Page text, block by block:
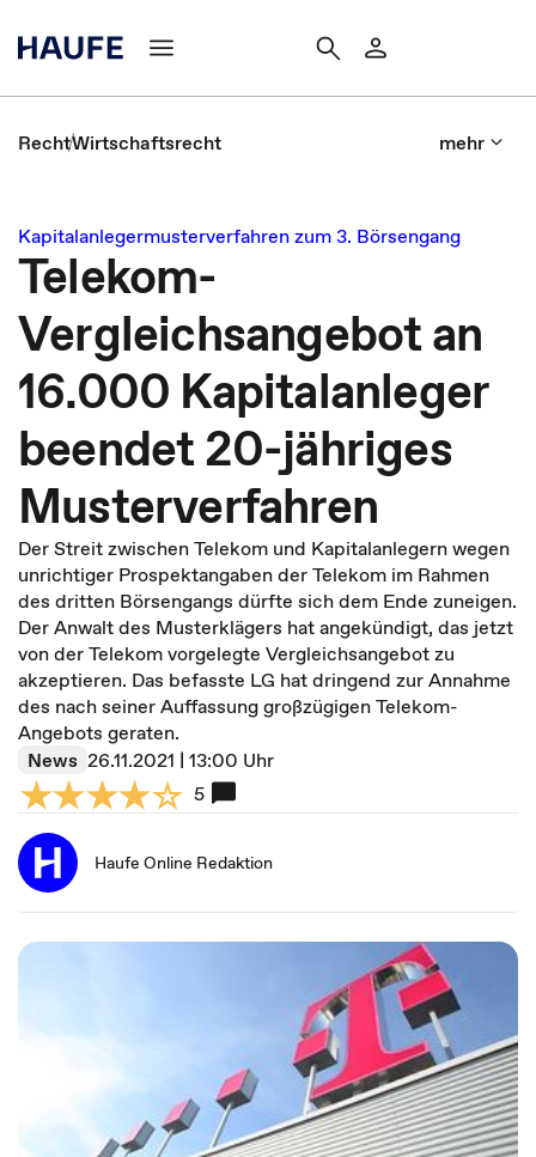
RechtWirtschaftsrecht mehr
Kapitalanlegermusterverfahren zum 3. Börsengang
Telekom-
Vergleichsangebot an
16.000 Kapitalanleger
beendet 20-jähriges
Musterverfahren
Der Streit zwischen Telekom und Kapitalanlegern wegen
unrichtiger Prospektangaben der Telekom im Rahmen
des dritten Börsengangs dürfte sich dem Ende zuneigen.
Der Anwalt des Musterklägers hat angekündigt, das jetzt
von der Telekom vorgelegte Vergleichsangebot zu
akzeptieren. Das befasste LG hat dringend zur Annahme
des nach seiner Auffassung großzügigen Telekom-
Angebots geraten.
News 26.11.2021 | 13:00 Uhr
5
Haufe Online Redaktion